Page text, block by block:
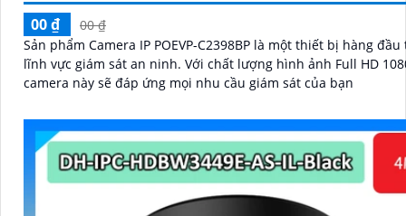
00 ₫
00 ₫
Sản phẩm Camera IP POEVP-C2398BP là một thiết bị hàng
lĩnh vực giám sát an ninh. Với chất lượng hình ảnh Full HD 1080p,
camera này sẽ đáp ứng mọi nhu cầu giám sát của bạn